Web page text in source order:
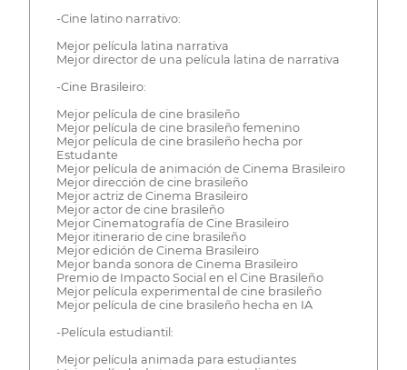
-Cine latino narrativo:
Mejor película latina narrativa
Mejor director de una película latina de narrativa
-Cine Brasileiro:
Mejor película de cine brasileño
Mejor película de cine brasileño femenino
Mejor película de cine brasileño hecha por
Estudante
Mejor película de animación de Cinema Brasileiro
Mejor dirección de cine brasileño
Mejor actriz de Cinema Brasileiro
Mejor actor de cine brasileño
Mejor Cinematografía de Cine Brasileiro
Mejor itinerario de cine brasileño
Mejor edición de Cinema Brasileiro
Mejor banda sonora de Cinema Brasileiro
Premio de Impacto Social en el Cine Brasileño
Mejor película experimental de cine brasileño
Mejor película de cine brasileño hecha en IA
-Película estudiantil:
Mejor película animada para estudiantes